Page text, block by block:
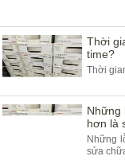
Thời
time?
Thời
Những
hơn là
Những
sửa